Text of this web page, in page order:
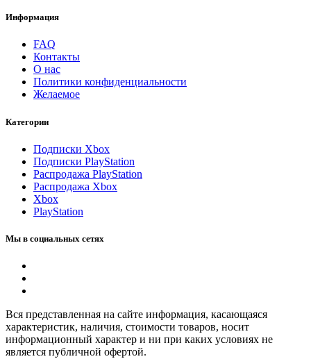
Информация
FAQ
Контакты
О нас
Политики конфиденциальности
Желаемое
Категории
Подписки Xbox
Подписки PlayStation
Распродажа PlayStation
Распродажа Xbox
Xbox
PlayStation
Мы в социальных сетях
Вся представленная на сайте информация, касающаяся
характеристик, наличия, стоимости товаров, носит
информационный характер и ни при каких условиях не
является публичной офертой.